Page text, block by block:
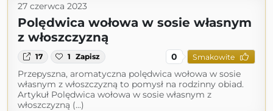
27 czerwca 2023
Polędwica wołowa w sosie własnym
z włoszczyzną
17 1 Zapisz 0 Smakowite
Przepyszna, aromatyczna polędwica wołowa w sosie
własnym z włoszczyzną to pomysł na rodzinny obiad.
Artykuł Polędwica wołowa w sosie własnym z
włoszczyzną (...)